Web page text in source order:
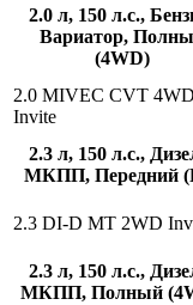
2.0 л, 150 л.с.,
Вариатор,
(4WD)
2.0 MIVEC CVT 4WD
Invite
2.3 л, 150 л.с.,
МКПП, Передний
2.3 DI-D MT 2WD
2.3 л, 150 л.с.,
МКПП, Полный